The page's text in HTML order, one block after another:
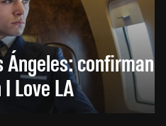
Ángeles: confirman
Love LA